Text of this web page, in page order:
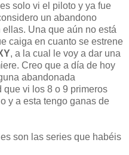
solo vi el piloto y ya fue
un abandono
Una que aún no está
caiga en cuanto se estrene
, a la cual le voy a dar una
Creo que a día de hoy
abandonada
que vi los 8 o 9 primeros
y a esta tengo ganas de
son las series que habéis